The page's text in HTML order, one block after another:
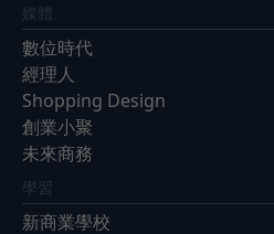
媒體
數位時代
經理人
Shopping Design
創業小聚
未來商務
學習
新商業學校